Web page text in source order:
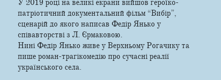
У 2019 році на великі екрани вийшов героїко-
патріотичний документальний фільм “Вибір”,
сценарій до якого написав Федір Янько у
співавторстві з Л. Єрмаковою.
Нині Федір Янько живе у Верхньому Рогачику та
пише роман-трагікомедію про сучасні реалії
українського села.